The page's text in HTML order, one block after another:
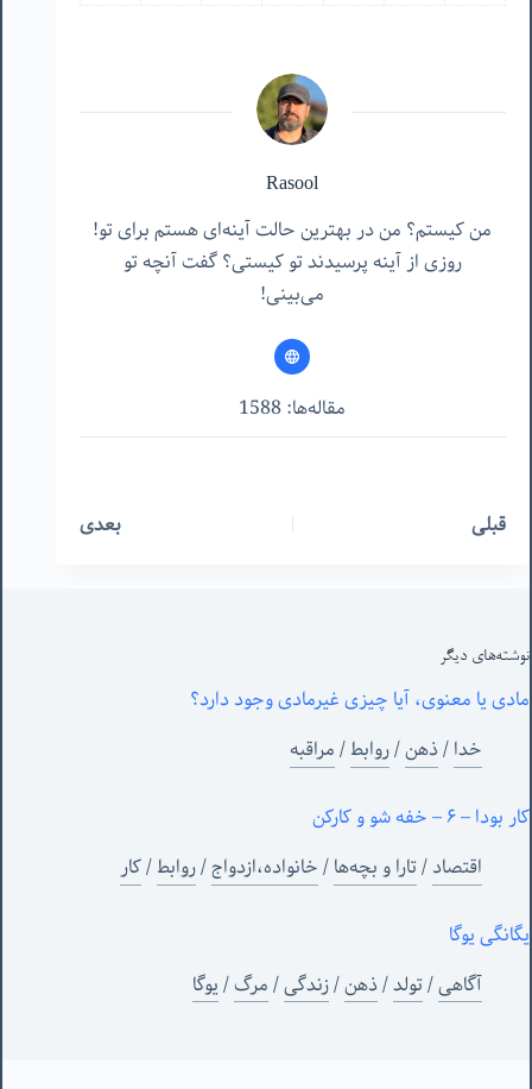
Rasool
من کیستم؟ من در بهترین حالت آینه‌ای هستم برای تو!
روزی از آینه پرسیدند تو کیستی؟ گفت آنچه تو
می‌بینی!
مقاله‌ها: 1588
قبلی بعدی
نوشته‌های‌ دیگر
مادی یا معنوی، آیا چیزی غیرمادی وجود دارد؟
خدا/ذهن/روابط/مراقبه
کار بودا – ۶ – خفه شو و کارکن
اقتصاد/تارا و بچه‌ها/خانواده،ازدواج/روابط/کار
یگانگی یوگا
آگاهی/تولد/ذهن/زندگی/مرگ/یوگا